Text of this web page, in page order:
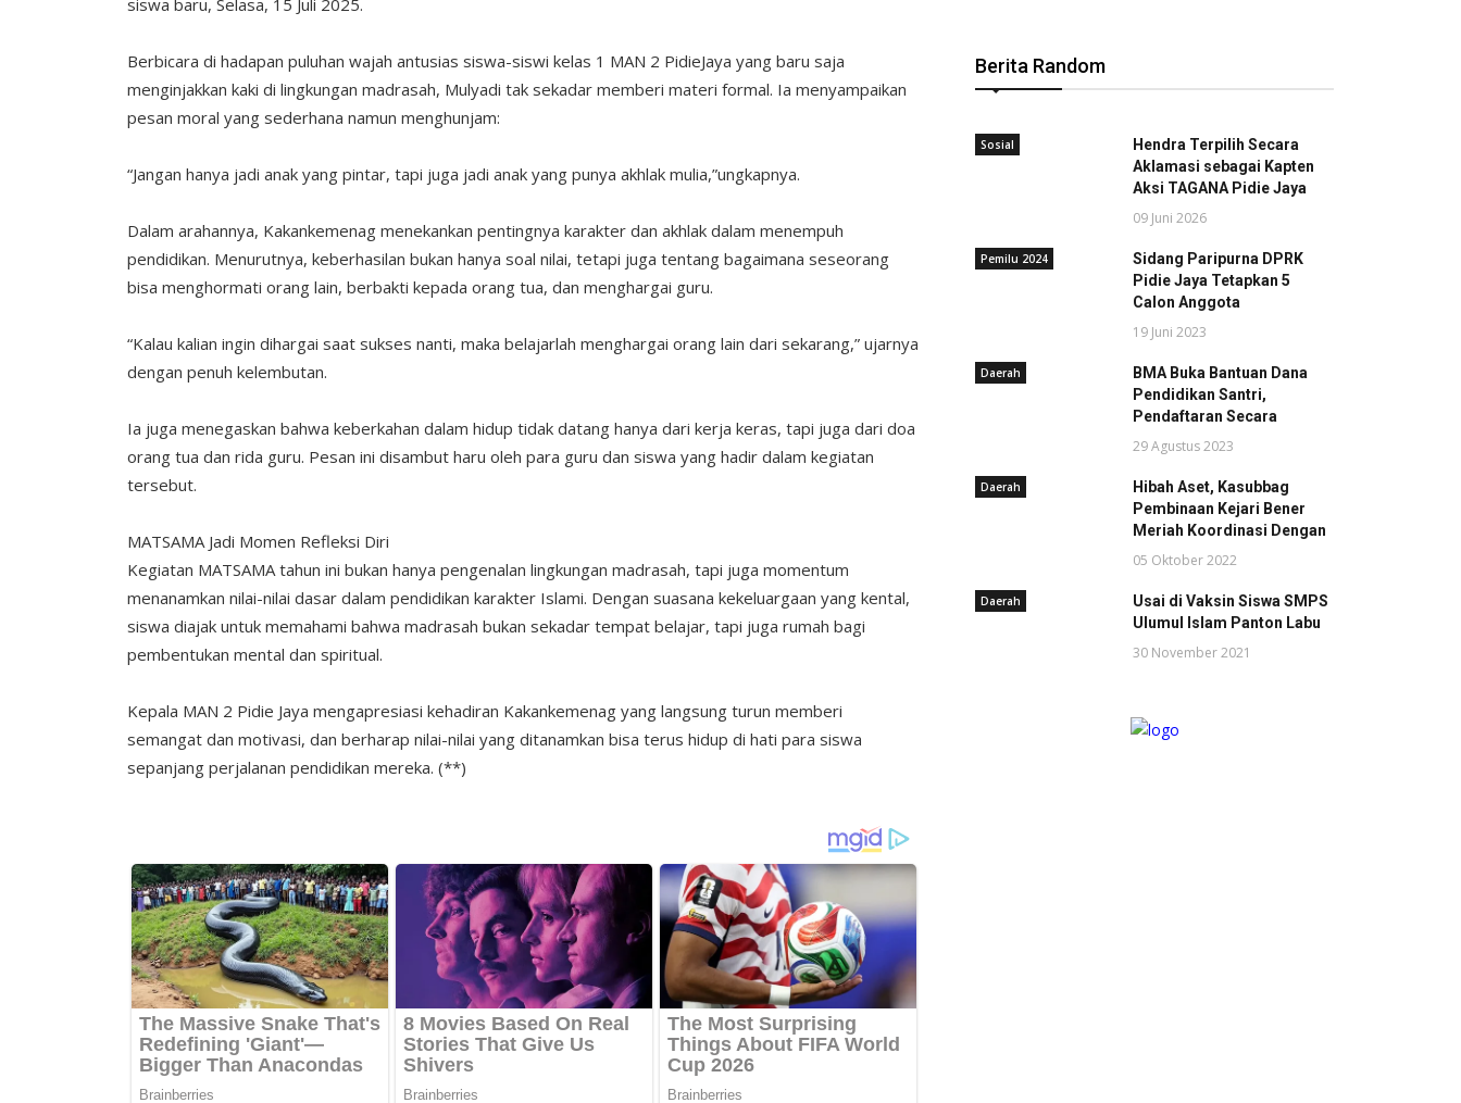
Berbicara di hadapan puluhan wajah antusias siswa-siswi kelas 1 MAN 2 PidieJaya yang baru saja
menginjakkan kaki di lingkungan madrasah, Mulyadi tak sekadar memberi materi formal. Ia menyampaikan
pesan moral yang sederhana namun menghunjam:
“Jangan hanya jadi anak yang pintar, tapi juga jadi anak yang punya akhlak mulia,”ungkapnya.
Dalam arahannya, Kakankemenag menekankan pentingnya karakter dan akhlak dalam menempuh
pendidikan. Menurutnya, keberhasilan bukan hanya soal nilai, tetapi juga tentang bagaimana seseorang
bisa menghormati orang lain, berbakti kepada orang tua, dan menghargai guru.
“Kalau kalian ingin dihargai saat sukses nanti, maka belajarlah menghargai orang lain dari sekarang,” ujarnya
dengan penuh kelembutan.
Ia juga menegaskan bahwa keberkahan dalam hidup tidak datang hanya dari kerja keras, tapi juga dari doa
orang tua dan rida guru. Pesan ini disambut haru oleh para guru dan siswa yang hadir dalam kegiatan
tersebut.
MATSAMA Jadi Momen Refleksi Diri
Kegiatan MATSAMA tahun ini bukan hanya pengenalan lingkungan madrasah, tapi juga momentum
menanamkan nilai-nilai dasar dalam pendidikan karakter Islami. Dengan suasana kekeluargaan yang kental,
siswa diajak untuk memahami bahwa madrasah bukan sekadar tempat belajar, tapi juga rumah bagi
pembentukan mental dan spiritual.
Kepala MAN 2 Pidie Jaya mengapresiasi kehadiran Kakankemenag yang langsung turun memberi
semangat dan motivasi, dan berharap nilai-nilai yang ditanamkan bisa terus hidup di hati para siswa
sepanjang perjalanan pendidikan mereka. (**)
Berita Random
Sosial
Hendra Terpilih Secara
Aklamasi sebagai Kapten
Aksi TAGANA Pidie Jaya
09 Juni 2026
Pemilu 2024
Sidang Paripurna DPRK
Pidie Jaya Tetapkan 5
Calon Anggota
19 Juni 2023
Daerah
BMA Buka Bantuan Dana
Pendidikan Santri,
Pendaftaran Secara
29 Agustus 2023
Daerah
Hibah Aset, Kasubbag
Pembinaan Kejari Bener
Meriah Koordinasi Dengan
05 Oktober 2022
Daerah
Usai di Vaksin Siswa SMPS
Ulumul Islam Panton Labu
30 November 2021